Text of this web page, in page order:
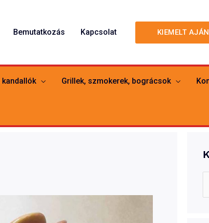
Bemutatkozás Kapcsolat KIEMELT
Grillek, szmokerek, bográcsok